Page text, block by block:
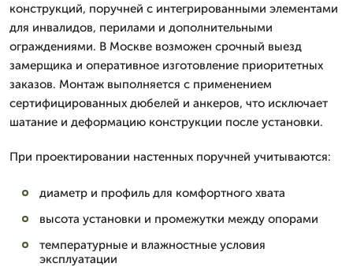
конструкций, поручней с интегрированными элементами
для инвалидов, перилами и дополнительными
ограждениями. В Москве возможен срочный выезд
замерщика и оперативное изготовление приоритетных
заказов. Монтаж выполняется с применением
сертифицированных дюбелей и анкеров, что исключает
шатание и деформацию конструкции после установки.
При проектировании настенных поручней учитываются:
диаметр и профиль для комфортного хвата
высота установки и промежутки между опорами
температурные и влажностные условия
эксплуатации